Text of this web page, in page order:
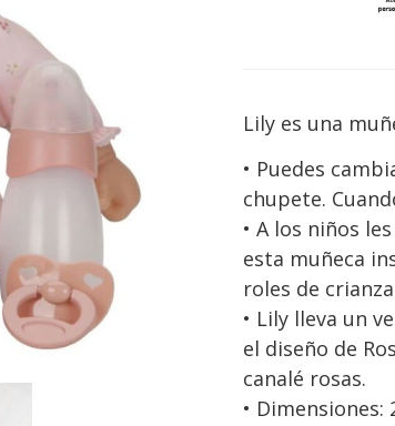
Lily es una
• Puedes
chupete.
• A los niños
esta muñeca
roles de
• Lily lleva un
el diseño de
canalé rosas.
• Dimensiones: